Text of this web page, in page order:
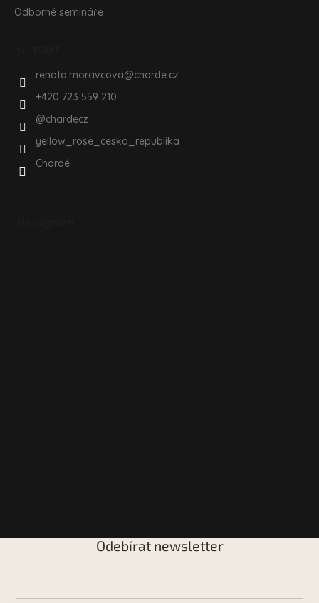
Odborné semináře
renata.moravcova@charde.cz
+420 723 559 210
@chardecz
yellow_rose_ceska_republika
Chardé
Odebírat newsletter